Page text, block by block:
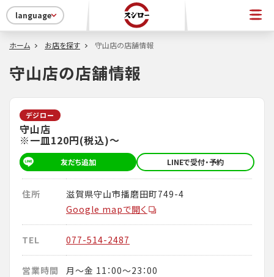
language
ホーム お店を探す 守山店の店舗情報
守山店の店舗情報
デジロー
守山店
※一皿120円(税込)～
友だち追加 LINEで受付・予約
住所
滋賀県守山市播磨田町749-4
Google mapで開く
TEL 077-514-2487
営業時間
月～金 11：00～23：00